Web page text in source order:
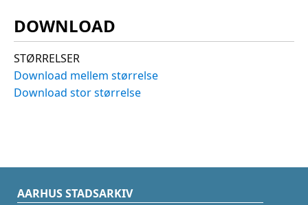
DOWNLOAD
STØRRELSER
Download mellem størrelse
Download stor størrelse
AARHUS STADSARKIV